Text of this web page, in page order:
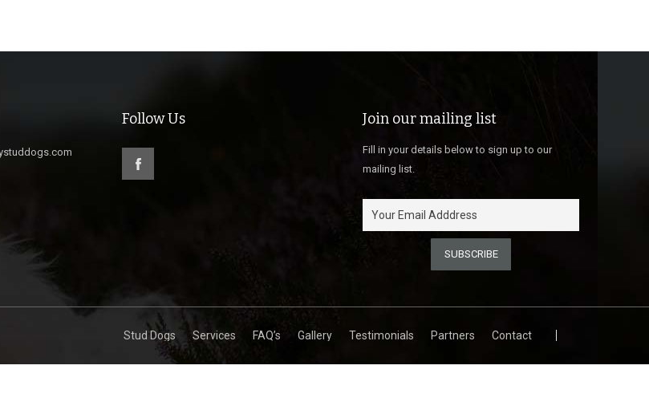
Follow Us Join our mailing list
Fill in your details below to sign up to our
mailing list.
Stud Dogs Services FAQ’s Gallery Testimonials Partners Contact